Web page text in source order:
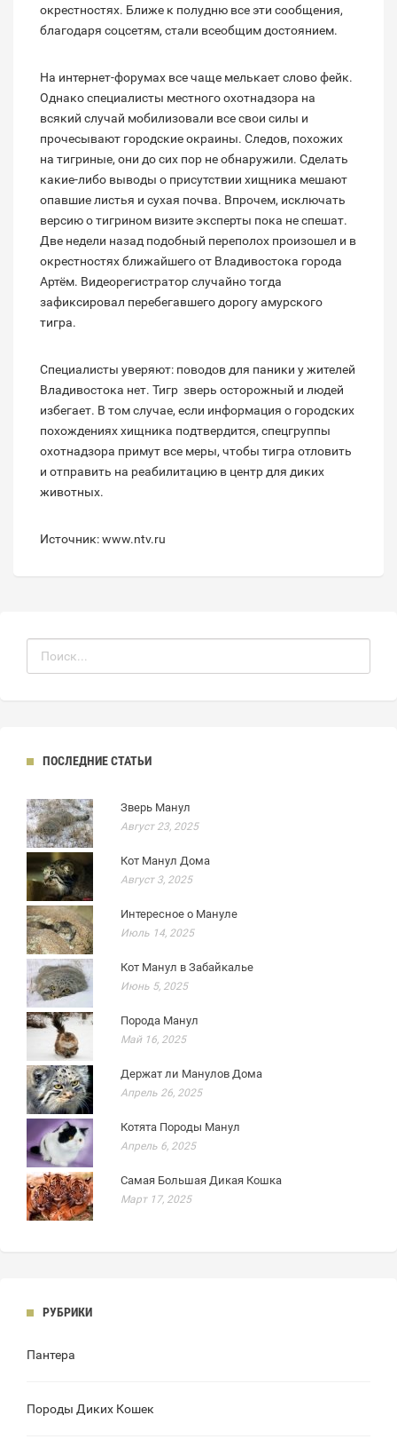
окрестностях. Ближе к полудню все эти сообщения,
благодаря соцсетям, стали всеобщим достоянием.
На интернет-форумах все чаще мелькает слово фейк.
Однако специалисты местного охотнадзора на
всякий случай мобилизовали все свои силы и
прочесывают городские окраины. Следов, похожих
на тигриные, они до сих пор не обнаружили. Сделать
какие-либо выводы о присутствии хищника мешают
опавшие листья и сухая почва. Впрочем, исключать
версию о тигрином визите эксперты пока не спешат.
Две недели назад подобный переполох произошел и в
окрестностях ближайшего от Владивостока города
Артём. Видеорегистратор случайно тогда
зафиксировал перебегавшего дорогу амурского
тигра.
Специалисты уверяют: поводов для паники у жителей
Владивостока нет. Тигр  зверь осторожный и людей
избегает. В том случае, если информация о городских
похождениях хищника подтвердится, спецгруппы
охотнадзора примут все меры, чтобы тигра отловить
и отправить на реабилитацию в центр для диких
животных.
Источник: www.ntv.ru
ПОСЛЕДНИЕ СТАТЬИ
Зверь Манул
Август 23, 2025
Кот Манул Дома
Август 3, 2025
Интересное о Мануле
Июль 14, 2025
Кот Манул в Забайкалье
Июнь 5, 2025
Порода Манул
Май 16, 2025
Держат ли Манулов Дома
Апрель 26, 2025
Котята Породы Манул
Апрель 6, 2025
Самая Большая Дикая Кошка
Март 17, 2025
РУБРИКИ
Пантера
Породы Диких Кошек